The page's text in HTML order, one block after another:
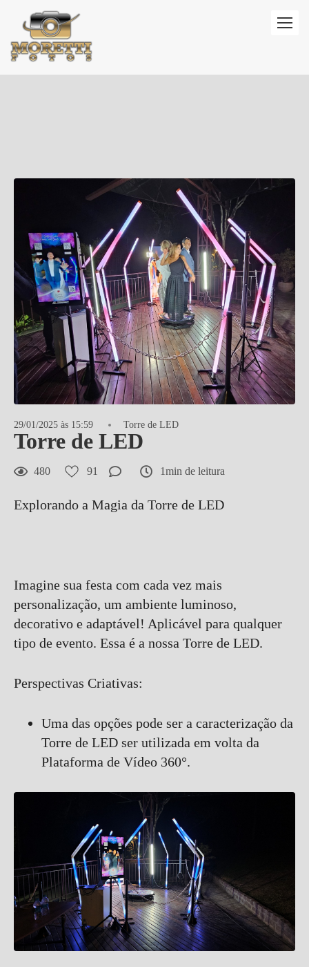
29/01/2025 às 15:59 Torre de LED
Torre de LED
480 91 1min de leitura
Explorando a Magia da Torre de LED
Imagine sua festa com cada vez mais
personalização, um ambiente luminoso,
decorativo e adaptável! Aplicável para qualquer
tipo de evento. Essa é a nossa Torre de LED.
Perspectivas Criativas:
Uma das opções pode ser a caracterização da
Torre de LED ser utilizada em volta da
Plataforma de Vídeo 360°.